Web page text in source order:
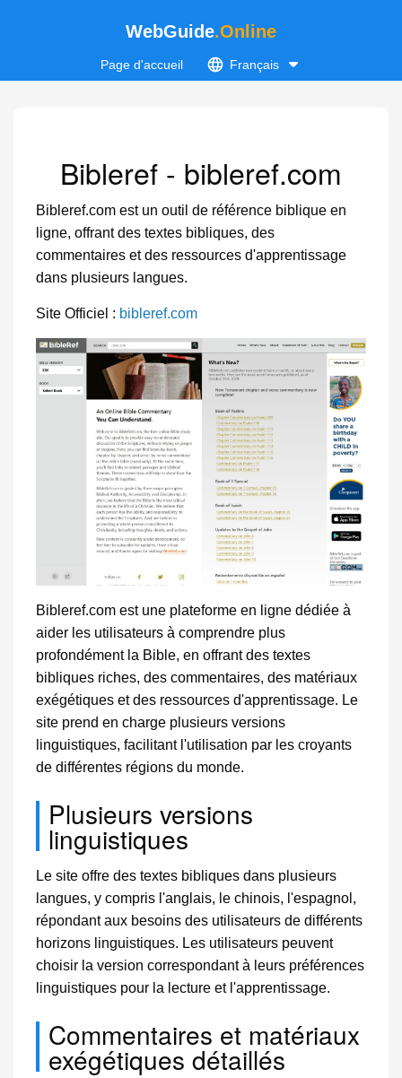
WebGuide.Online
Page d'accueil Français
Bibleref - bibleref.com
Bibleref.com est un outil de référence biblique en
ligne, offrant des textes bibliques, des
commentaires et des ressources d'apprentissage
dans plusieurs langues.
Site Officiel : bibleref.com
Bibleref.com est une plateforme en ligne dédiée à
aider les utilisateurs à comprendre plus
profondément la Bible, en offrant des textes
bibliques riches, des commentaires, des matériaux
exégétiques et des ressources d'apprentissage. Le
site prend en charge plusieurs versions
linguistiques, facilitant l'utilisation par les croyants
de différentes régions du monde.
Plusieurs versions
linguistiques
Le site offre des textes bibliques dans plusieurs
langues, y compris l'anglais, le chinois, l'espagnol,
répondant aux besoins des utilisateurs de différents
horizons linguistiques. Les utilisateurs peuvent
choisir la version correspondant à leurs préférences
linguistiques pour la lecture et l'apprentissage.
Commentaires et matériaux
exégétiques détaillés